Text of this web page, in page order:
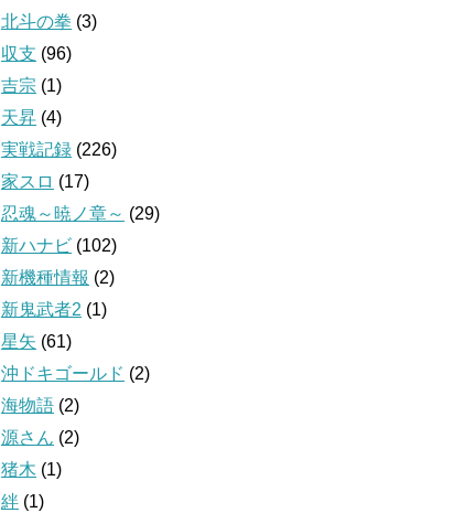
北斗の拳 (3)
収支 (96)
吉宗 (1)
天昇 (4)
実戦記録 (226)
家スロ (17)
忍魂～暁ノ章～ (29)
新ハナビ (102)
新機種情報 (2)
新鬼武者2 (1)
星矢 (61)
沖ドキゴールド (2)
海物語 (2)
源さん (2)
猪木 (1)
絆 (1)